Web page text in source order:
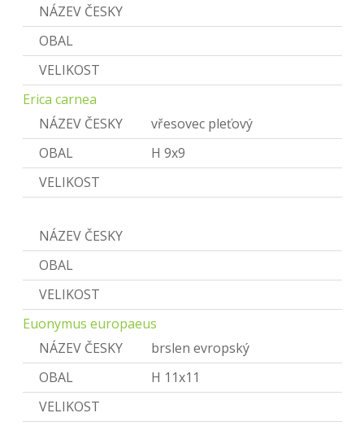
NÁZEV ČESKY
OBAL
VELIKOST
Erica carnea
NÁZEV ČESKY
vřesovec pleťový
OBAL
H 9x9
VELIKOST
NÁZEV ČESKY
OBAL
VELIKOST
Euonymus europaeus
NÁZEV ČESKY
brslen evropský
OBAL
H 11x11
VELIKOST